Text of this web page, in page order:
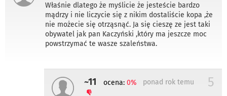
Właśnie dlatego że myślicie że jesteście bardzo
mądrzy i nie liczycie się z nikim dostaliście kopa ,że
nie możecie się otrząsnąć. Ja się cieszę ze jest taki
obywatel jak pan Kaczyński ,który ma jeszcze moc
powstrzymać te wasze szaleństwa.
~11 5
ponad rok temu
ocena: 0%